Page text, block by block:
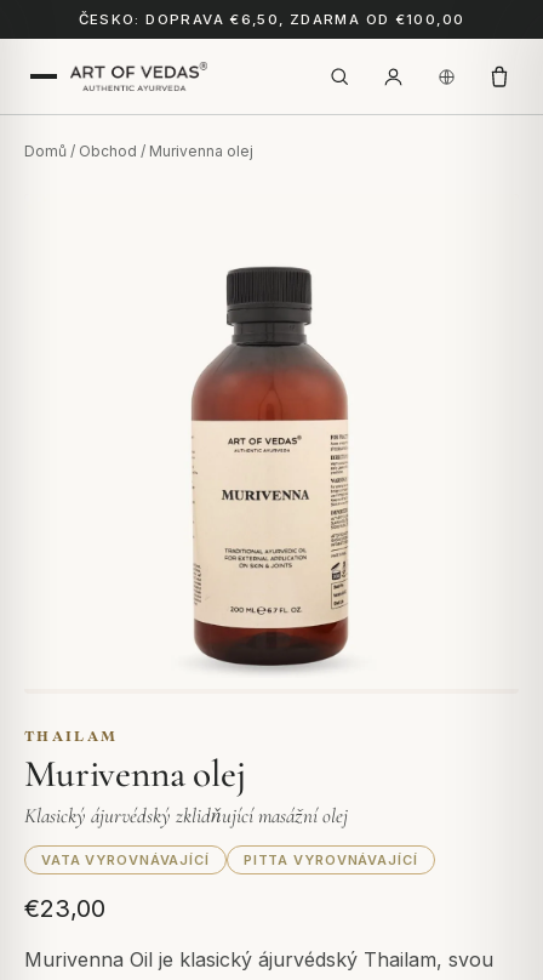
ČESKO: DOPRAVA €6,50, ZDARMA OD €100,00
Domů / Obchod / Murivenna olej
THAILAM
Murivenna olej
Klasický ájurvédský zklidňující masážní olej
VATA VYROVNÁVAJÍCÍ PITTA VYROVNÁVAJÍCÍ
€23,00
Murivenna Oil je klasický ájurvédský Thailam, svou